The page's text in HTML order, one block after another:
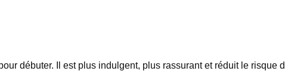
débuter. Il est plus indulgent, plus rassurant et réduit le risque